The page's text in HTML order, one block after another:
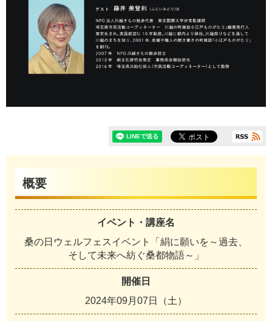
概要
イベント・講座名
桑の日ウェルフェスイベント「絹に願いを～過去、
そして未来へ紡ぐ桑都物語～」
開催日
2024年09月07日（土）